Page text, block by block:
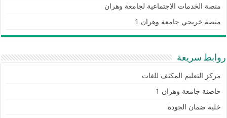
منصة الخدمات الاجتماعية لجامعة وهران
منصة خريجي جامعة وهران 1
روابط سريعة
مركز التعليم المكثف للغات
حاضنة جامعة وهران 1
خلية ضمان الجودة